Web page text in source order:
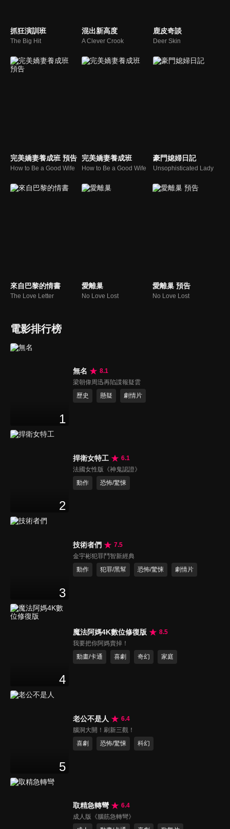
抓狂演訓班
The Big Hit
混出新高度
A Clever Crook
鹿皮奇談
Deer Skin
完美嬌妻養成班 預告
How to Be a Good Wife
完美嬌妻養成班
How to Be a Good Wife
豪門媳婦日記
Unsophisticated Lady
來自巴黎的情書
The Love Letter
愛離巢
No Love Lost
愛離巢 預告
No Love Lost
電影排行榜
1
無名
8.1
梁朝偉周迅再陷諜報疑雲
歷史
懸疑 劇情片
2
捍衛女特工
6.1
法國女性版《神鬼認證》
動作
恐怖/驚悚
3
技術者們
7.5
金宇彬犯罪鬥智新經典
動作
犯罪/黑幫 恐怖/驚悚 劇情片
4
魔法阿媽4K數位修復版
8.5
我要把你阿媽賣掉！
動畫/卡通
喜劇 奇幻 家庭
5
老公不是人
6.4
腦洞大開！刷新三觀！
喜劇
恐怖/驚悚 科幻
取精急轉彎
6.4
成人版《腦筋急轉彎》